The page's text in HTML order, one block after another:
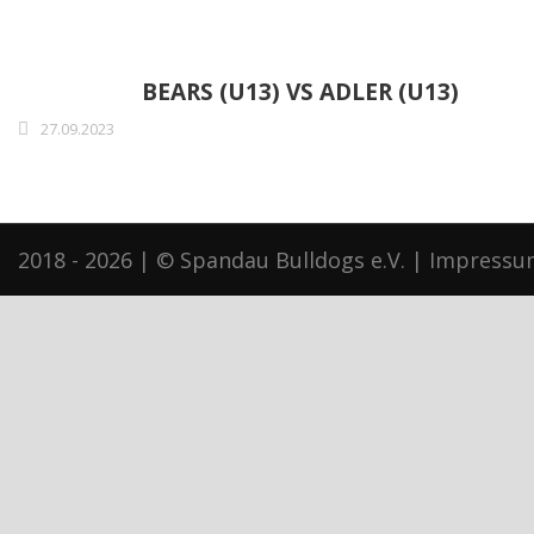
BEARS (U13) VS ADLER (U13)
27.09.2023
2018 - 2026 | © Spandau Bulldogs e.V. |